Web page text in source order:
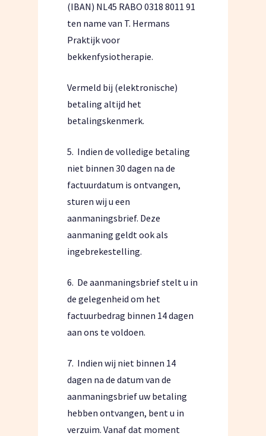
(IBAN) NL45 RABO 0318 8011 91
ten name van T. Hermans
Praktijk voor
bekkenfysiotherapie.
Vermeld bij (elektronische)
betaling altijd het
betalingskenmerk.
5. Indien de volledige betaling
niet binnen 30 dagen na de
factuurdatum is ontvangen,
sturen wij u een
aanmaningsbrief. Deze
aanmaning geldt ook als
ingebrekestelling.
6. De aanmaningsbrief stelt u in
de gelegenheid om het
factuurbedrag binnen 14 dagen
aan ons te voldoen.
7. Indien wij niet binnen 14
dagen na de datum van de
aanmaningsbrief uw betaling
hebben ontvangen, bent u in
verzuim. Vanaf dat moment